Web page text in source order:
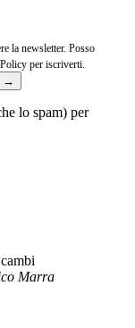
la newsletter. Posso
per iscriverti.
→
lo spam) per
Marra